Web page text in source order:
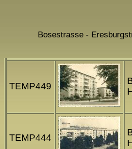
Bosestrasse -
TEMP449
TEMP444